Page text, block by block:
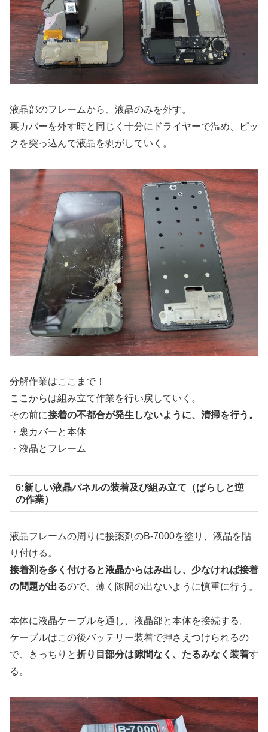
液晶部のフレームから、液晶のみを外す。
裏カバーを外す時と同じく十分にドライヤーで温め、ピッ
クを突っ込んで液晶を剥がしていく。
分解作業はここまで！
ここからは組み立て作業を行い戻していく。
その前に接着の不都合が発生しないように、清掃を行う。
・裏カバーと本体
・液晶とフレーム
6:新しい液晶パネルの装着及び組み立て（ばらしと逆
の作業）
液晶フレームの周りに接薬剤のB-7000を塗り、液晶を貼
り付ける。
接着剤を多く付けると液晶からはみ出し、少なければ接着
の問題が出るので、薄く隙間の出ないように慎重に行う。
本体に液晶ケーブルを通し、液晶部と本体を接続する。
ケーブルはこの後バッテリー装着で押さえつけられるの
で、きっちりと折り目部分は隙間なく、たるみなく装着す
る。